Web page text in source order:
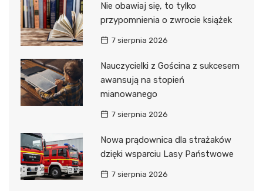
Nie obawiaj się, to tylko
przypomnienia o zwrocie książek
7 sierpnia 2026
Nauczycielki z Gościna z sukcesem
awansują na stopień
mianowanego
7 sierpnia 2026
Nowa prądownica dla strażaków
dzięki wsparciu Lasy Państwowe
7 sierpnia 2026